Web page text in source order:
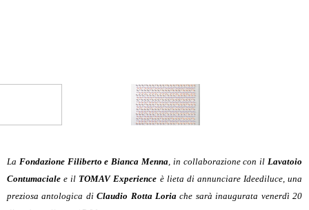
La Fondazione Filiberto e Bianca Menna , in collaborazione con il Lavatoio
Contumaciale e il TOMAV Experience è lieta di annunciare Ideediluce , una
preziosa antologica diClaudio Rotta Loria che sarà inaugurata venerdì 20